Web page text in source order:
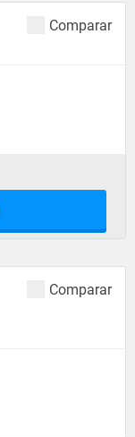
Comparar
Comparar